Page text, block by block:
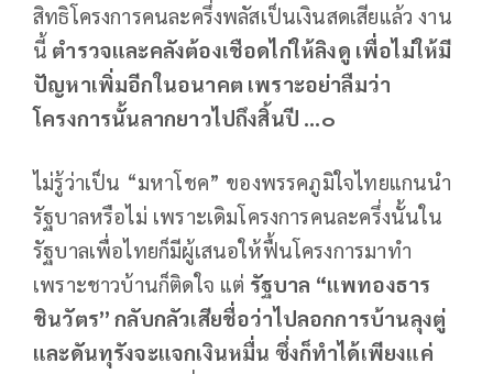
สิทธิโครงการคนละครึ่งพลัสเป็นเงินสดเสียแล้ว งาน
นี้ ตำรวจและคลังต้องเชือดไก่ให้ลิงดู เพื่อไม่ให้มี
ปัญหาเพิ่มอีกในอนาคต เพราะอย่าลืมว่า
โครงการนั้นลากยาวไปถึงสิ้นปี ...๐
ไม่รู้ว่าเป็น “มหาโชค” ของพรรคภูมิใจไทยแกนนำ
รัฐบาลหรือไม่ เพราะเดิมโครงการคนละครึ่งนั้นใน
รัฐบาลเพื่อไทยก็มีผู้เสนอให้ฟื้นโครงการมาทำ
เพราะชาวบ้านก็ติดใจ แต่ รัฐบาล “แพทองธาร
ชินวัตร” กลับกลัวเสียชื่อว่าไปลอกการบ้านลุงตู่
และดันทุรังจะแจกเงินหมื่น ซึ่งก็ทำได้เพียงแค่